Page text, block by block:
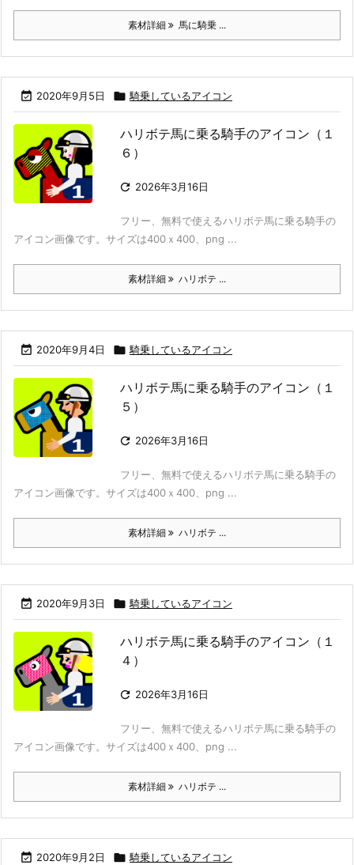
素材詳細 馬に騎乗 ...
 2020年9月5日  騎乗しているアイコン
ハリボテ馬に乗る騎手のアイコン（１
６）
 2026年3月16日
フリー、無料で使えるハリボテ馬に乗る騎手の
アイコン画像です。サイズは400ｘ400、png ...
素材詳細 ハリボテ ...
 2020年9月4日  騎乗しているアイコン
ハリボテ馬に乗る騎手のアイコン（１
５）
 2026年3月16日
フリー、無料で使えるハリボテ馬に乗る騎手の
アイコン画像です。サイズは400ｘ400、png ...
素材詳細 ハリボテ ...
 2020年9月3日  騎乗しているアイコン
ハリボテ馬に乗る騎手のアイコン（１
４）
 2026年3月16日
フリー、無料で使えるハリボテ馬に乗る騎手の
アイコン画像です。サイズは400ｘ400、png ...
素材詳細 ハリボテ ...
 2020年9月2日  騎乗しているアイコン